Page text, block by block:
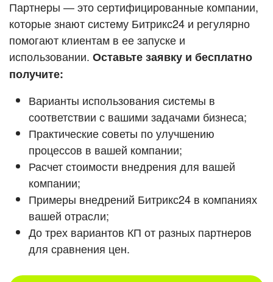
ВХОД
ВХОД
Смотреть видеокейсы
Партнеры — это сертифицированные компании,
которые знают систему Битрикс24 и регулярно
помогают клиентам в ее запуске и
использовании. Оставьте заявку и бесплатно
получите:
Варианты использования системы в
соответствии с вашими задачами бизнеса;
Практические советы по улучшению
процессов в вашей компании;
Расчет стоимости внедрения для вашей
компании;
Примеры внедрений Битрикс24 в компаниях
вашей отрасли;
До трех вариантов КП от разных партнеров
для сравнения цен.